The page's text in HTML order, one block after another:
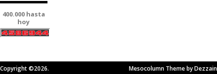
400.000 hasta
hoy
Copyright ©2026. Mesocolumn Theme by Dezzain